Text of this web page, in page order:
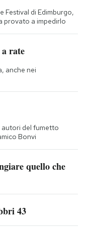
Festival di Edimburgo,
provato a impedirlo
rate
anche nei
autori del fumetto
Bonvi
quello che
43